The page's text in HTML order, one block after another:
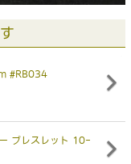
#RB034
ブレスレット 10-